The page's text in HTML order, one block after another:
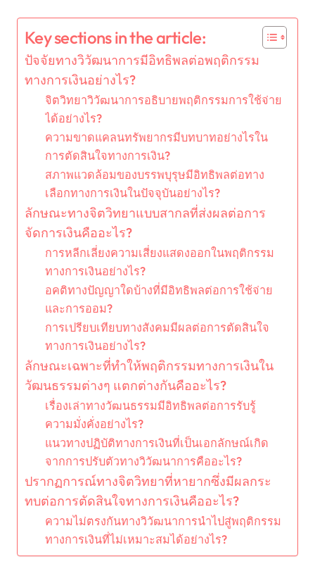
Key sections in the article:
ปัจจัยทางวิวัฒนาการมีอิทธิพลต่อพฤติกรรม
ทางการเงินอย่างไร?
จิตวิทยาวิวัฒนาการอธิบายพฤติกรรมการใช้จ่าย
ได้อย่างไร?
ความขาดแคลนทรัพยากรมีบทบาทอย่างไรใน
การตัดสินใจทางการเงิน?
สภาพแวดล้อมของบรรพบุรุษมีอิทธิพลต่อทาง
เลือกทางการเงินในปัจจุบันอย่างไร?
ลักษณะทางจิตวิทยาแบบสากลที่ส่งผลต่อการ
จัดการเงินคืออะไร?
การหลีกเลี่ยงความเสี่ยงแสดงออกในพฤติกรรม
ทางการเงินอย่างไร?
อคติทางปัญญาใดบ้างที่มีอิทธิพลต่อการใช้จ่าย
และการออม?
การเปรียบเทียบทางสังคมมีผลต่อการตัดสินใจ
ทางการเงินอย่างไร?
ลักษณะเฉพาะที่ทำให้พฤติกรรมทางการเงินใน
วัฒนธรรมต่างๆ แตกต่างกันคืออะไร?
เรื่องเล่าทางวัฒนธรรมมีอิทธิพลต่อการรับรู้
ความมั่งคั่งอย่างไร?
แนวทางปฏิบัติทางการเงินที่เป็นเอกลักษณ์เกิด
จากการปรับตัวทางวิวัฒนาการคืออะไร?
ปรากฏการณ์ทางจิตวิทยาที่หายากซึ่งมีผลกระ
ทบต่อการตัดสินใจทางการเงินคืออะไร?
ความไม่ตรงกันทางวิวัฒนาการนำไปสู่พฤติกรรม
ทางการเงินที่ไม่เหมาะสมได้อย่างไร?